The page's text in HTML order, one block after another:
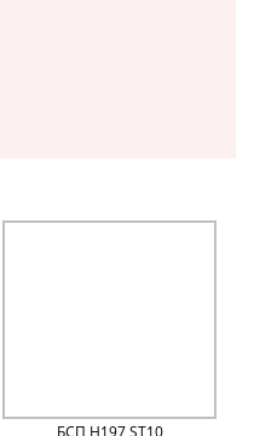
БСП H197 ST10